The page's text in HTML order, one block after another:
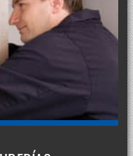
de TV